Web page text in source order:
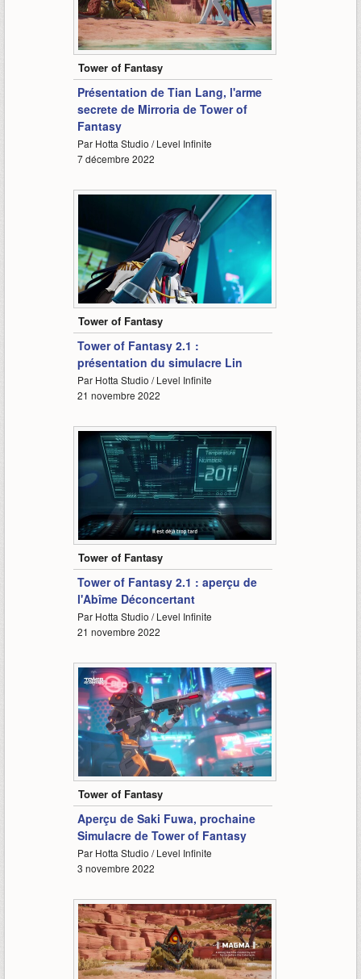
2:47
Tower of Fantasy
Présentation de Tian Lang, l'arme
secrete de Mirroria de Tower of
Fantasy
Par Hotta Studio / Level Infinite
7 décembre 2022
1:24
Tower of Fantasy
Tower of Fantasy 2.1 :
présentation du simulacre Lin
Par Hotta Studio / Level Infinite
21 novembre 2022
1:39
Tower of Fantasy
Tower of Fantasy 2.1 : aperçu de
l'Abîme Déconcertant
Par Hotta Studio / Level Infinite
21 novembre 2022
1:32
Tower of Fantasy
Aperçu de Saki Fuwa, prochaine
Simulacre de Tower of Fantasy
Par Hotta Studio / Level Infinite
3 novembre 2022